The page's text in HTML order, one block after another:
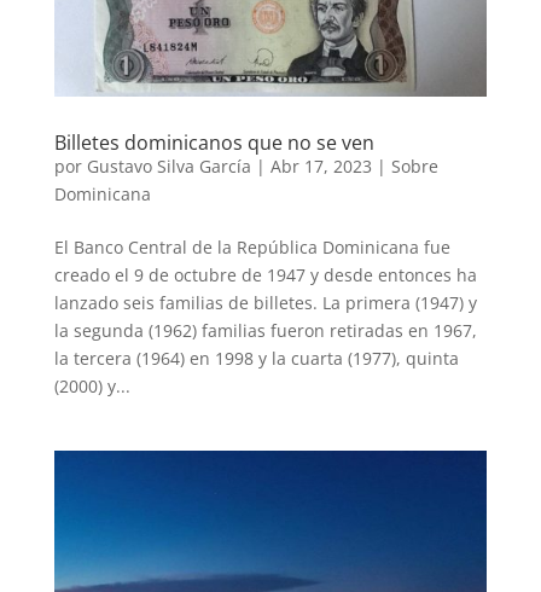
Billetes dominicanos que no se ven
por Gustavo Silva García | Abr 17, 2023 | Sobre
Dominicana
El Banco Central de la República Dominicana fue
creado el 9 de octubre de 1947 y desde entonces ha
lanzado seis familias de billetes. La primera (1947) y
la segunda (1962) familias fueron retiradas en 1967,
la tercera (1964) en 1998 y la cuarta (1977), quinta
(2000) y...